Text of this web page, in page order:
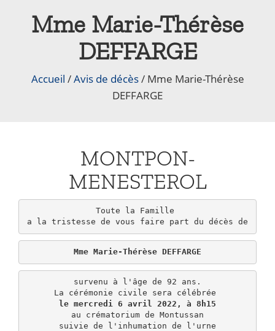
Mme Marie-Thérèse
DEFFARGE
Accueil /Avis de décès/ Mme Marie-Thérèse
DEFFARGE
MONTPON-
MENESTEROL
Toute la Famille
a la tristesse de vous faire part du décès de
Mme Marie-Thérèse DEFFARGE
survenu à l'âge de 92 ans.
le mercredi 6 avril 2022, à 8h15
au crématorium de Montussan
suivie de l'inhumation de l'urne